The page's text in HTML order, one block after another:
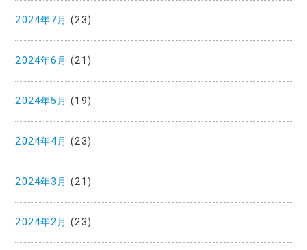
2024年7月 (23)
2024年6月 (21)
2024年5月 (19)
2024年4月 (23)
2024年3月 (21)
2024年2月 (23)